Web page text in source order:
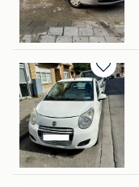
Hamza Hamdan
Antwerpen
Bewaren
in
Mijn
Favorieten
OKAZ
Jette